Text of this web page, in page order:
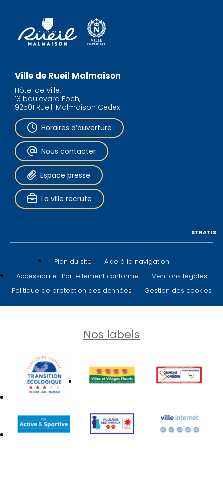
Ville de Rueil Malmaison
Hôtel de Ville,
13 boulevard Foch,
92501 Rueil-Malmaison Cedex
Horaires d’ouverture
Nous contacter
Espace presse
La ville recrute
Plan du site
Aide à la navigation
Accessibilité : Partiellement conforme
Mentions légales
Politique de protection des données
Gestion des cookies
STRATIS
Nos labels